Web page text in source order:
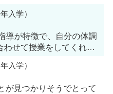
入学）
導が特徴で、自分の体調
せて授業をしてくれま
入学）
が見つかりそうでとって